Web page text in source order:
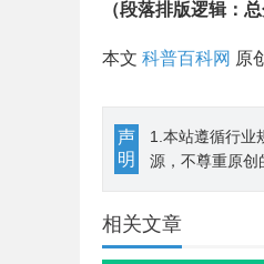
（段落排版逻辑：
本文 科普百科网 原
声
明
1.本站遵循行业
源，不尊重原创
相关文章